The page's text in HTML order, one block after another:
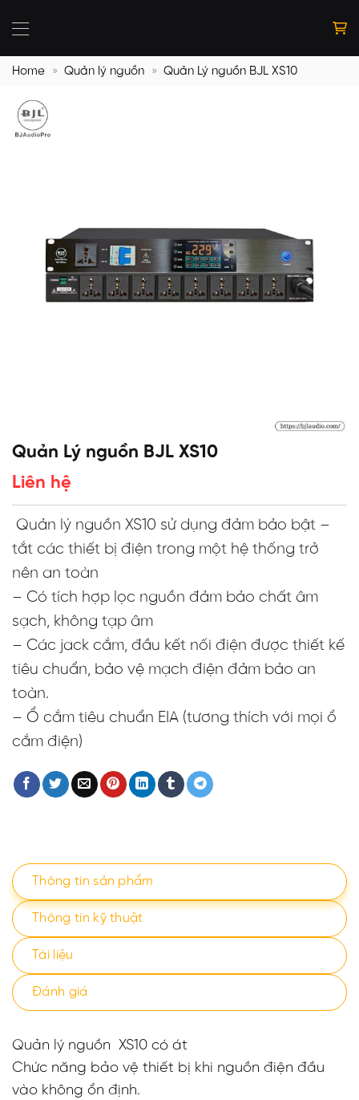
qua
dungHome » Quản lý nguồn » Quản Lý nguồn BJL XS10
Quản Lý nguồn BJL XS10
Liên hệ
Quản lý nguồn XS10 sử dụng đảm bảo bật –
tắt các thiết bị điện trong một hệ thống trở
nên an toàn
– Có tích hợp lọc nguồn đảm bảo chất âm
sạch, không tạp âm
– Các jack cắm, đầu kết nối điện được thiết kế
tiêu chuẩn, bảo vệ mạch điện đảm bảo an
toàn.
– Ổ cắm tiêu chuẩn EIA (tương thích với mọi ổ
cắm điện)
Thông tin sản phẩm
Thông tin kỹ thuật
Tài liệu
Đánh giá
Quản lý nguồn XS10 có át
Chức năng bảo vệ thiết bị khi nguồn điện đầu
vào không ổn định.